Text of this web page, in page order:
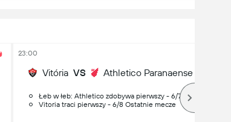
23:00
Vitória VS Athletico Paranaense
Łeb w łeb: Athletico zdobywa pierwszy - 6/7 Ostatnie
Vitoria traci pierwszy - 6/8 Ostatnie mecze